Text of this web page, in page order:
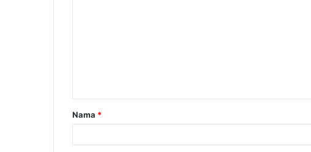
a
r
Nama *